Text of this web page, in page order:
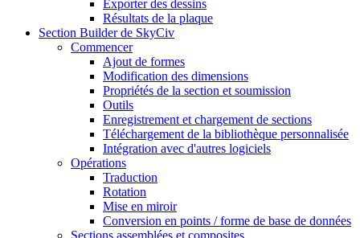
Exporter des dessins
Résultats de la plaque
Section Builder de SkyCiv
Commencer
Ajout de formes
Modification des dimensions
Propriétés de la section et soumission
Outils
Enregistrement et chargement de sections
Téléchargement de la bibliothèque personnalisée
Intégration avec d'autres logiciels
Opérations
Traduction
Rotation
Mise en miroir
Conversion en points / forme de base de données